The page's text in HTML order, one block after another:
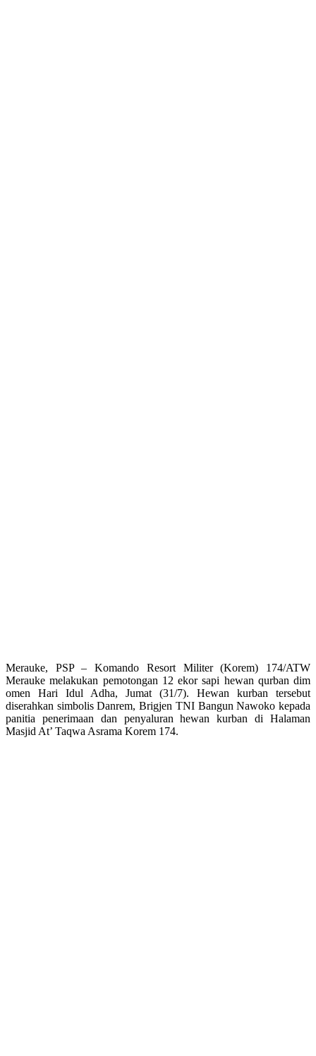
Merauke, PSP – Komando Resort Militer (Korem) 174/ATW
Merauke melakukan pemotongan 12 ekor sapi hewan qurban dim
omen Hari Idul Adha, Jumat (31/7). Hewan kurban tersebut
diserahkan simbolis Danrem, Brigjen TNI Bangun Nawoko kepada
panitia penerimaan dan penyaluran hewan kurban di Halaman
Masjid At’ Taqwa Asrama Korem 174.